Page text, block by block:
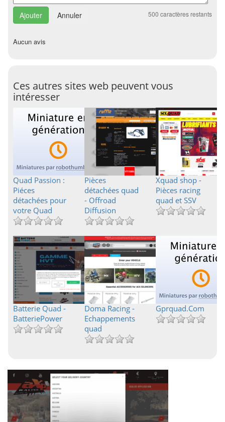
Annuler 500 caractères restants
Aucun avis
Ces autres sites web peuvent vous
intéresser
Quad Passion :
Piéces
détachées pour
votre Quad
Pièces
détachées quad
- Offroad
Diffusion
Xquad shop -
Pièces racing
quad et SSV
Batterie Quad -
BatteriePower
Doma Racing -
Echappements
quad
Gprquad.Com